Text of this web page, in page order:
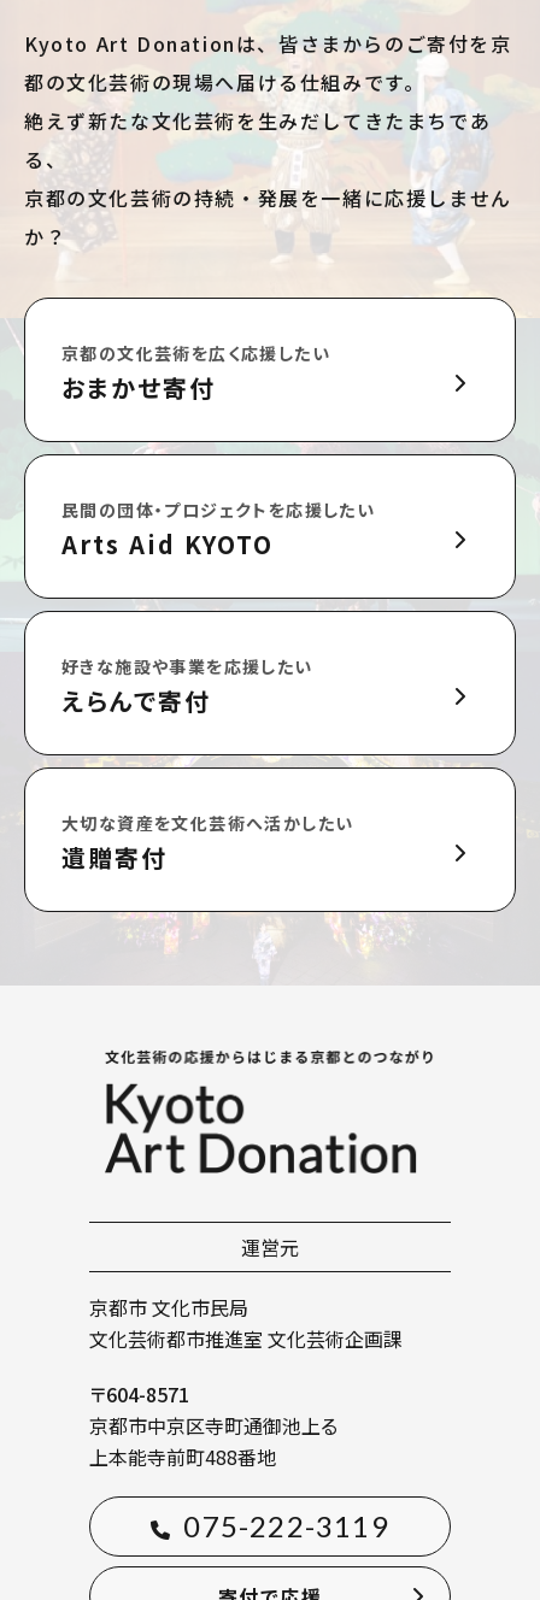
Kyoto Art Donationは、皆さまからのご寄付を京
都の文化芸術の現場へ届ける仕組みです。
絶えず新たな文化芸術を生みだしてきたまちであ
る、
京都の文化芸術の持続・発展を一緒に応援しません
か？
京都の文化芸術を広く応援したい
おまかせ寄付
民間の団体・プロジェクトを応援したい
Arts Aid KYOTO
好きな施設や事業を応援したい
えらんで寄付
大切な資産を文化芸術へ活かしたい
遺贈寄付
運営元
京都市 文化市民局
文化芸術都市推進室 文化芸術企画課
〒604-8571
京都市中京区寺町通御池上る
上本能寺前町488番地
075-222-3119